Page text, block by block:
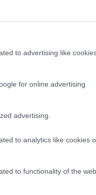
to advertising like
for online advertising
advertising.
to analytics like cookies
to functionality of the
μάθετε